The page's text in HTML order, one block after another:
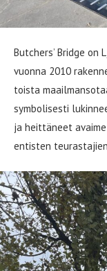
Butchers’ Bridge on
vuonna 2010
toista
symbolisesti
ja heittäneet
entisten